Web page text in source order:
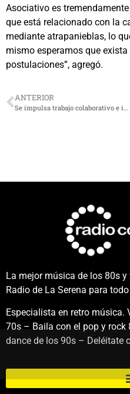
Asociativo es
que está relacionado con la
mediante atrapanieblas, lo
mismo esperamos que
postulaciones”, agregó.
ANTERIOR
Se impulsa trabajo colaborativo e intersectorial para eliminar la Enfermedad de Chagas
La mejor música de los 80s
Radio de La Serena para
Especialista en retro
70s – Baila con el pop y rock
dance de los 90s – Deléitate